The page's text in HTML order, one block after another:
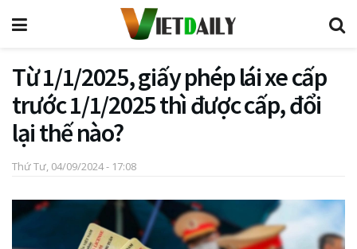
Từ 1/1/2025, giấy phép lái xe cấp
trước 1/1/2025 thì được cấp, đổi
lại thế nào?
Thứ Tư, 04/09/2024 - 17:08